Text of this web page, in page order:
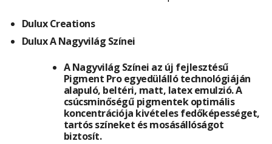
Dulux Creations
Dulux A Nagyvilág Színei
A Nagyvilág Színei az új fejlesztésű
Pigment Pro egyedülálló technológiáján
alapuló, beltéri, matt, latex emulzió. A
csúcsminőségű pigmentek optimális
koncentrációja kivételes fedőképességet,
tartós színeket és mosásállóságot
biztosít.